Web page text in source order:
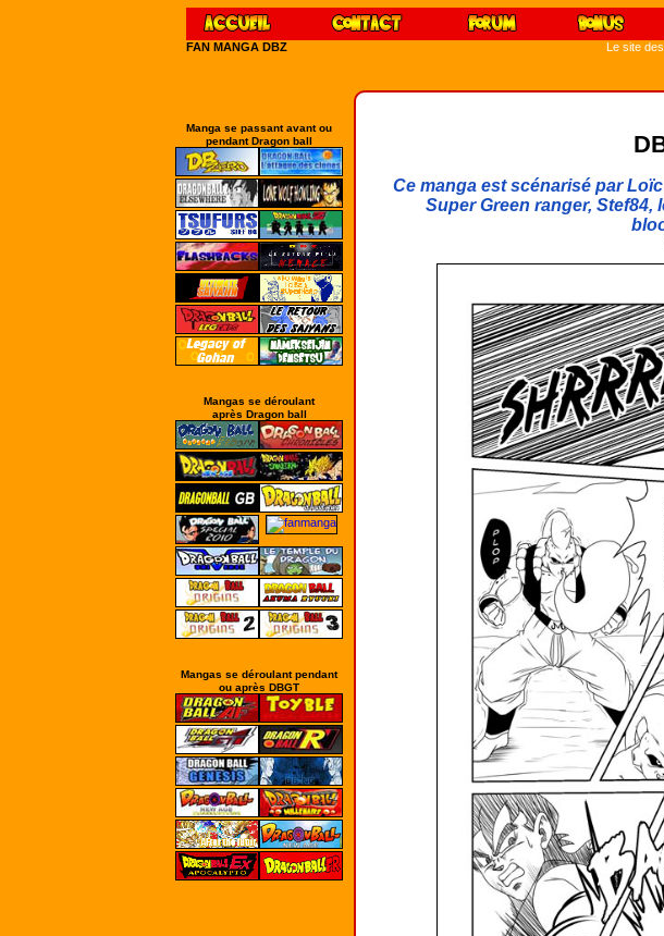
FAN MANGA DBZ Le site
Manga se passant avant ou
pendant Dragon ball
Mangas se déroulant
après Dragon ball
Mangas se déroulant pendant
ou après DBGT
Ce manga est scénarisé par
Super Green ranger,